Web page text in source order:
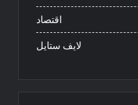
اقتصاد
لايف ستايل